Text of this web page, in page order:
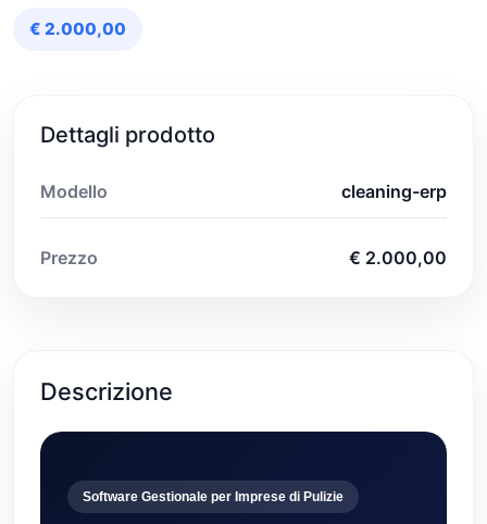
€ 2.000,00
Dettagli prodotto
Modello cleaning-erp
Prezzo € 2.000,00
Descrizione
Software Gestionale per Imprese di Pulizie